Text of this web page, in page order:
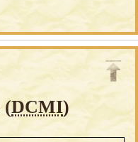
(DCMI)